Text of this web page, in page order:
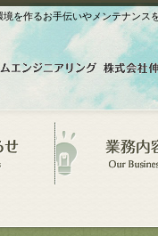
を作るお手伝いやメンテナンス